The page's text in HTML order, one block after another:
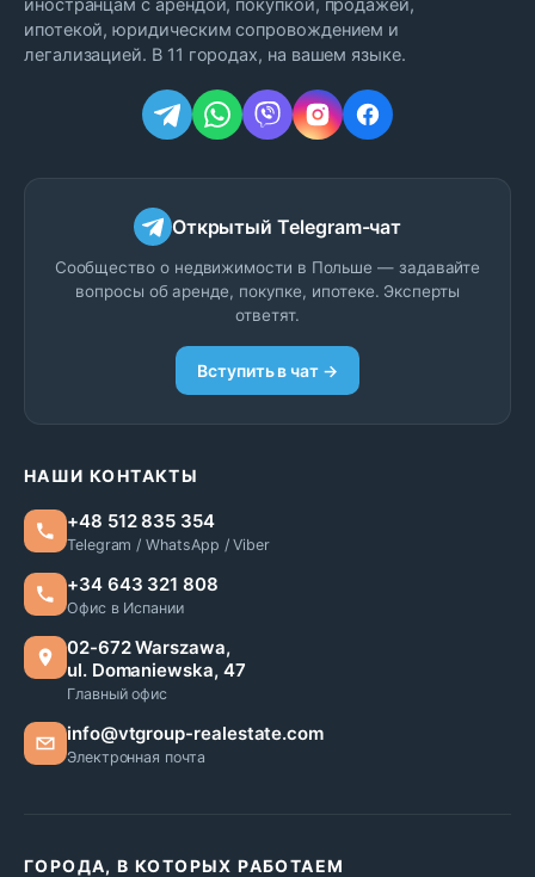
иностранцам с арендой, покупкой, продажей,
ипотекой, юридическим сопровождением и
легализацией. В 11 городах, на вашем языке.
Открытый Telegram-чат
Сообщество о недвижимости в Польше — задавайте
вопросы об аренде, покупке, ипотеке. Эксперты
ответят.
Вступить в чат →
НАШИ КОНТАКТЫ
+48 512 835 354
Telegram / WhatsApp / Viber
+34 643 321 808
Офис в Испании
02-672 Warszawa,
ul. Domaniewska, 47
Главный офис
info@vtgroup-realestate.com
Электронная почта
ГОРОДА, В КОТОРЫХ РАБОТАЕМ